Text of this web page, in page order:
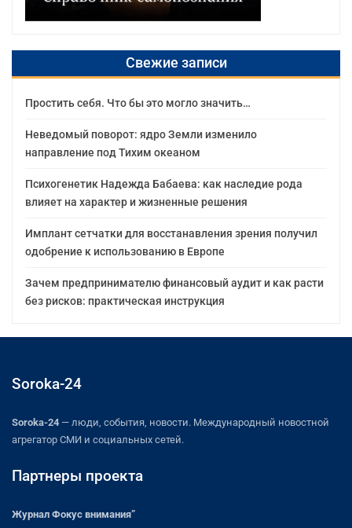
Свежие записи
Простить себя. Что бы это могло значить…
Неведомый поворот: ядро Земли изменило
направление под Тихим океаном
Психогенетик Надежда Бабаева: как наследие рода
влияет на характер и жизненные решения
Имплант сетчатки для восстанавления зрения получил
одобрение к использованию в Европе
Зачем предпринимателю финансовый аудит и как расти
без рисков: практическая инструкция
Soroka-24
Soroka-24 — люди, события, новости. Международный новостной
агрегатор СМИ и социальных сетей.
Партнеры проекта
Журнал Фокус внимания”